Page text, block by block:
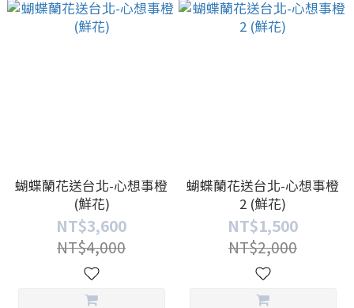
蝴蝶蘭花送台北-心想事橙
(鮮花)
NT$3,600
NT$4,000
蝴蝶蘭花送台北-心想事橙
2 (鮮花)
NT$1,500
NT$2,000